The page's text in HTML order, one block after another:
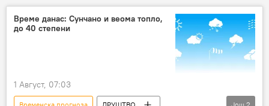
Време данас: Сунчано и веома топло,
до 40 степени
1 Август, 07:03